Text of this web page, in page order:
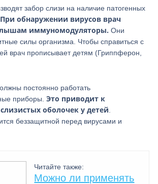
забор слизи на наличие патогенных
При обнаружении вирусов врач
иммуномодуляторы. Они
силы организма. Чтобы справиться с
врач прописывает детям (Гриппферон,
постоянно работать
приборы.Это приводит к
оболочек у детей
беззащитной перед вирусами и
Читайте также:
Можно ли применять